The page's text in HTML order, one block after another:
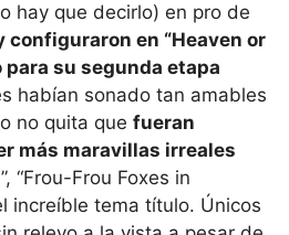
hay que decirlo) en pro de
configuraron en “Heaven or
para su segunda etapa
habían sonado tan amables
no quita que fueran
más maravillas irreales
“Frou-Frou Foxes in
increíble tema título. Únicos